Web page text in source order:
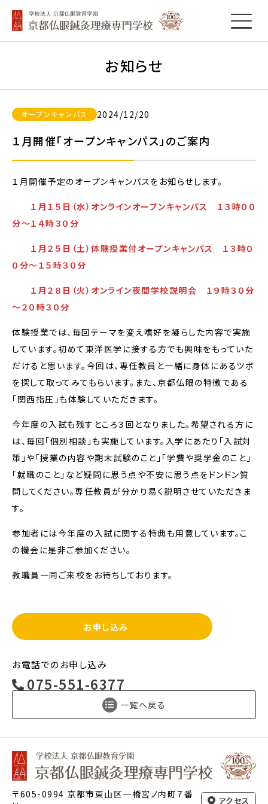
お知らせ
オープンキャンパス 2024/12/20
１月開催「オープンキャンパス」のご案内
１月開催予定のオープンキャンパスをお知らせします。
１月１５日（水）オンラインオープンキャンパス １３時００
分～１４時３０分
１月２５日（土）体験授業付オープンキャンパス １３時０
０分～１５時３０分
１月２８日（火）オンライン夜間学校説明会 １９時３０分
～２０時３０分
体験授業では、毎回テーマを変え嗜好を凝らした内容で実施
しています。初めて東洋医学に接する方でも興味をもっていた
だけると思います。今回は、専任教員と一緒に身体にあるツボ
を探して取ってみてもらいます。また、京都仏眼の特徴である
「関西指圧」も体験していただきます。
今年度の入試も残すところ３回となりました。希望される方に
は、毎回「個別相談」も実施しています。入学にあたり「入試対
策」や「授業の内容や期末試験のこと」「学費や奨学金のこと」
「就職のこと」など疑問に思う点や不安に思う点をドンドン質
問してください。専任教員が分かり易く説明させていただきま
す。
参加者には今年度の入試に関する特典も用意しています。こ
の機会に是非ご参加ください。
教職員一同ご来校をお待ちしております。
お申し込み
お電話でのお申し込み
075-551-6377
一覧へ戻る
〒605-0994 京都市東山区一橋宮ノ内町７番
アクセス